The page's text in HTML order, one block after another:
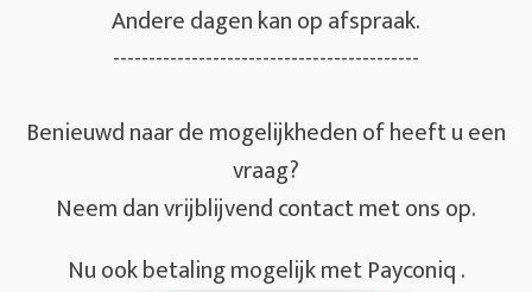
Andere dagen kan op afspraak.
-------------------------------------------
Benieuwd naar de mogelijkheden of heeft u een
vraag?
Neem dan vrijblijvend contact met ons op.
Nu ook betaling mogelijk met Payconiq .